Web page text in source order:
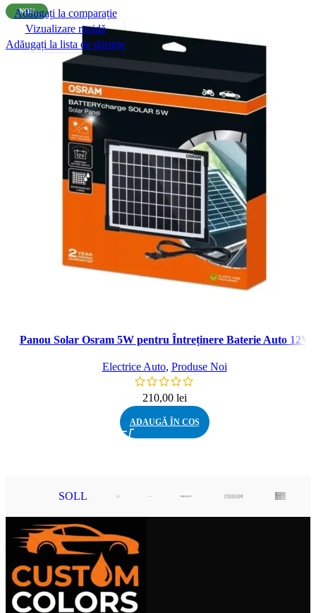
NOU
Adăugați la comparație
Vizualizare rapidă
Adăugați la lista de dorințe
Panou Solar Osram 5W pentru Întreținere Baterie Auto 12V
Electrice Auto, Produse Noi
210,00 lei
ADAUGĂ ÎN COȘ
SOLL